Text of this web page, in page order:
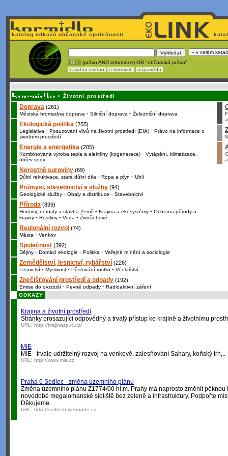
katalog odkazů občanské společnosti
! TIP : (právo AND informace) OR "občanská práva"
navrhni změnu
o kormidle nápověda
> Životní prostředí
Doprava (261)
Městská hromadná doprava - Silniční doprava - Železniční doprava
Ekologická politika (255)
Legislativa - Posuzování vlivů na životní prostředí (EIA) - Právo na informace o
životním prostředí
Energie a energetika (205)
Kombinovaná výroba tepla a elektřiny (kogenerace) - Vytápění, klimatizace,
ohřev vody
Nerostné suroviny (69)
Důlní rekultivace, stará důlní díla - Ropa a plyn - Uhlí
Průmysl, stavebnictví a služby (94)
Geologické služby - Obaly a distribuce - Stavebnictví
Příroda (899)
Horniny, nerosty a stavba Země - Krajina a ekosystémy - Ochrana přírody a
krajiny - Rostliny - Voda - Živočichové
Regionální rozvoj (74)
Města - Venkov
Společnost (392)
Dějiny - Domácí ekologie - Politika - Veřejné mínění a sociologie
Zemědělství, lesnictví, rybářství (226)
Lesnictví - Myslivost - Pěstování rostlin - Včelařství
Znečišťování prostředí a odpady (192)
Emise do ovzduší - Pevné odpady - Radioaktivní záření
ODKAZY
Krajina a životní prostředí
Stránky prosazující odpovědný a trvalý přístup ke krajině a životnímu
URL: http://krajinazp.ic.cz/
MIE
MIE - trvale udržitelný rozvoj na venkově, zalesňování Sahary, koňský trh,..
URL: http://www.mie.cz
Praha 6 Sedlec - změna územního plánu
Změna územního plánu Z1774/00 hl.m. Prahy má naprosto změnit
novodobé megalomanské sídliště bez zeleně a infrastruktury. Podpořte
Děkujeme.
URL: http://sedlec6.webnode.cz